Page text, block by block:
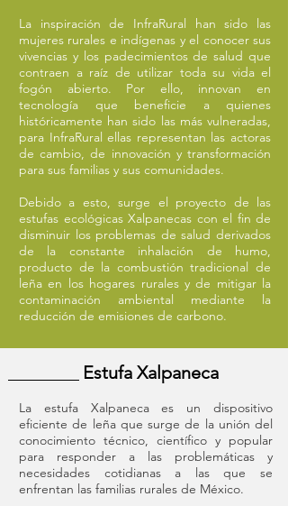
La inspiración de InfraRural han sido las
mujeres rurales e indígenas y el conocer sus
vivencias y los padecimientos de salud que
contraen a raíz de utilizar toda su vida el
fogón abierto. Por ello, innovan en
tecnología que beneficie a quienes
históricamente han sido las más vulneradas,
para InfraRural ellas representan las actoras
de cambio, de innovación y transformación
para sus familias y sus comunidades.
Debido a esto, surge el proyecto de las
estufas ecológicas Xalpanecas con el fin de
disminuir los problemas de salud derivados
de la constante inhalación de humo,
producto de la combustión tradicional de
leña en los hogares rurales y de mitigar la
contaminación ambiental mediante la
reducción de emisiones de carbono.
Estufa Xalpaneca
La estufa Xalpaneca es un dispositivo
eficiente de leña que surge de la unión del
conocimiento técnico, científico y popular
para responder a las problemáticas y
necesidades cotidianas a las que se
enfrentan las familias rurales de México.